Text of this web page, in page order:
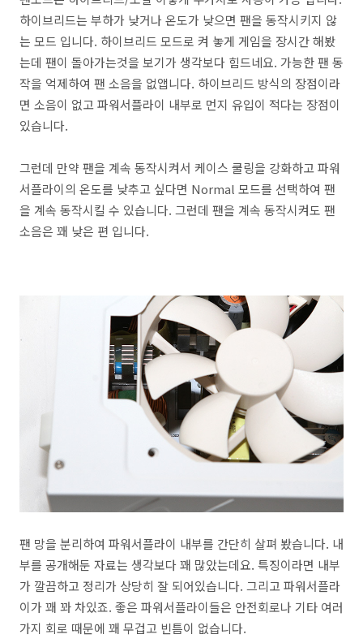
하이브리드는 부하가 낮거나 온도가 낮으면 팬을 동작시키지 않
는 모드 입니다. 하이브리드 모드로 켜 놓게 게임을 장시간 해봤
는데 팬이 돌아가는것을 보기가 생각보다 힘드네요. 가능한 팬 동
작을 억제하여 팬 소음을 없앱니다. 하이브리드 방식의 장점이라
면 소음이 없고 파워서플라이 내부로 먼지 유입이 적다는 장점이
있습니다.
그런데 만약 팬을 계속 동작시켜서 케이스 쿨링을 강화하고 파워
서플라이의 온도를 낮추고 싶다면 Normal 모드를 선택하여 팬
을 계속 동작시킬 수 있습니다. 그런데 팬을 계속 동작시켜도 팬
소음은 꽤 낮은 편 입니다.
팬 망을 분리하여 파워서플라이 내부를 간단히 살펴 봤습니다. 내
부를 공개해둔 자료는 생각보다 꽤 많았는데요. 특징이라면 내부
가 깔끔하고 정리가 상당히 잘 되어있습니다. 그리고 파워서플라
이가 꽤 꽈 차있죠. 좋은 파워서플라이들은 안전회로나 기타 여러
가지 회로 때문에 꽤 무겁고 빈틈이 없습니다.